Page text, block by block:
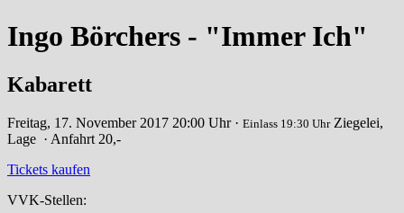
Ingo Börchers - "Immer Ich"
Kabarett
Freitag, 17. November 2017 20:00 Uhr · Einlass 19:30 Uhr Ziegelei,
Lage · Anfahrt 20,-
Tickets kaufen
VVK-Stellen: